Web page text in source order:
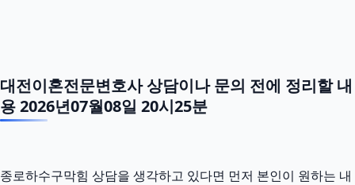
대전이혼전문변호사 상담이나 문의 전에 정리할 내
용 2026년07월08일 20시25분
종로하수구막힘 상담을 생각하고 있다면 먼저 본인이 원하는 내